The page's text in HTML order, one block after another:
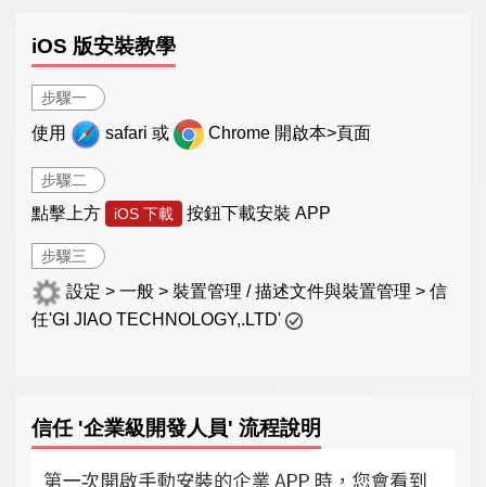
iOS 版安裝教學
步驟一
使用 safari 或 Chrome 開啟本>頁面
步驟二
點擊上方 iOS 下載 按鈕下載安裝 APP
步驟三
設定 > 一般 > 裝置管理 / 描述文件與裝置管理 > 信
任'GI JIAO TECHNOLOGY,.LTD'
信任 '企業級開發人員' 流程說明